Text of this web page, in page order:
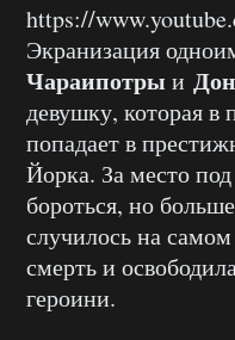
https://
Экранизация
Чараипотры и
девушку, которая
попадает в
Йорка. За место
бороться, но
случилось на
смерть и
героини.